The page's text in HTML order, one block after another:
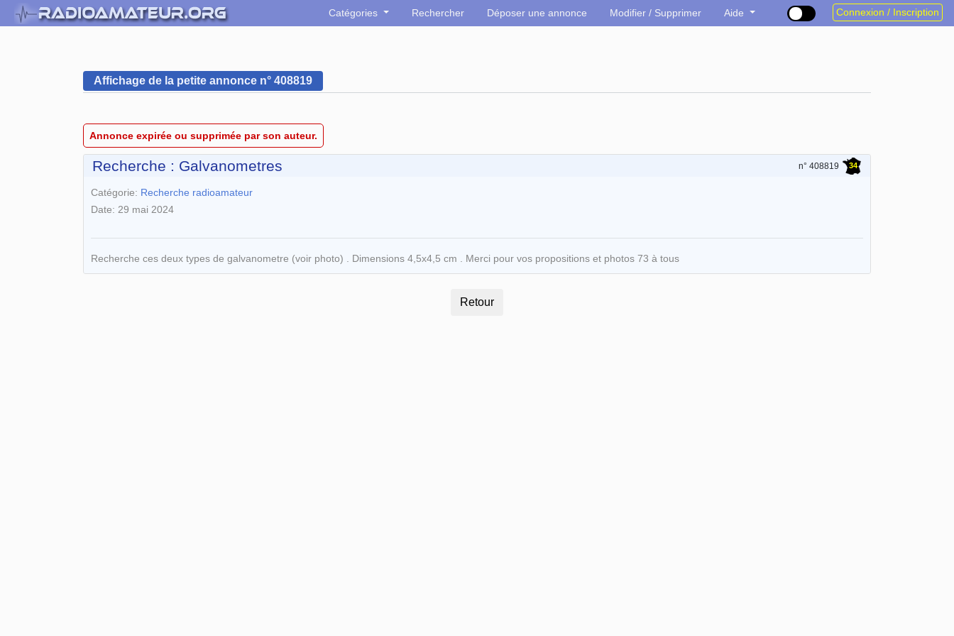
Catégories Rechercher Déposer une annonce Modifier / Supprimer Aide Connexion / Inscription
Affichage de la petite annonce n° 408819
Annonce expirée ou supprimée par son auteur.
Recherche : Galvanometres n° 408819 34
Catégorie: Recherche radioamateur
Date: 29 mai 2024
Recherche ces deux types de galvanometre (voir photo) . Dimensions 4,5x4,5 cm . Merci pour vos propositions et photos 73 à tous